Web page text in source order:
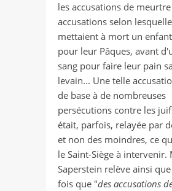
les accusations de
accusations selon
mettaient à mort un
pour leur Pâques, avant
sang pour faire leur pain
levain... Une telle
de base à de nombreuses
persécutions contre les
était, parfois, relayée par
et non des moindres, ce
le Saint-Siège à intervenir.
Saperstein relève ainsi
fois que "des accusations